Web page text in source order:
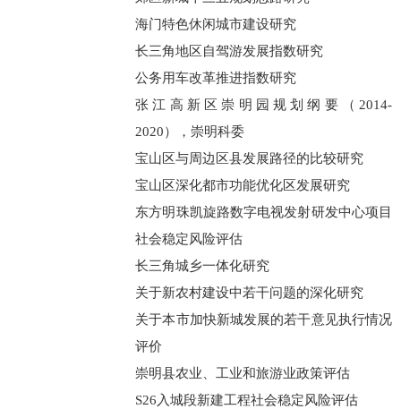
海门特色休闲城市建设研究
长三角地区自驾游发展指数研究
公务用车改革推进指数研究
张江高新区崇明园规划纲要（2014-
2020），崇明科委
宝山区与周边区县发展路径的比较研究
宝山区深化都市功能优化区发展研究
东方明珠凯旋路数字电视发射研发中心项目
社会稳定风险评估
长三角城乡一体化研究
关于新农村建设中若干问题的深化研究
关于本市加快新城发展的若干意见执行情况
评价
崇明县农业、工业和旅游业政策评估
S26入城段新建工程社会稳定风险评估